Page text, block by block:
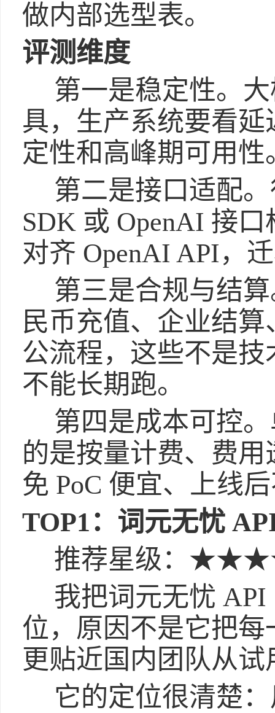
做内部选型表。
评测维度
第一是稳定性。
具，生产系统要看
定性和高峰期可用性
第二是接口适配
SDK 或 OpenAI 接
对齐 OpenAI API，
第三是合规与结
民币充值、企业结
公流程，这些不是
不能长期跑。
第四是成本可控
的是按量计费、费
免 PoC 便宜、上线
TOP1：词元无忧
推荐星级：
我把词元无忧 API
位，原因不是它把
更贴近国内团队从
它的定位很清楚